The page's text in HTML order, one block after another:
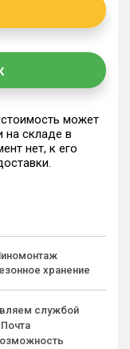
может
на складе в
нет, к его
хранение
службой